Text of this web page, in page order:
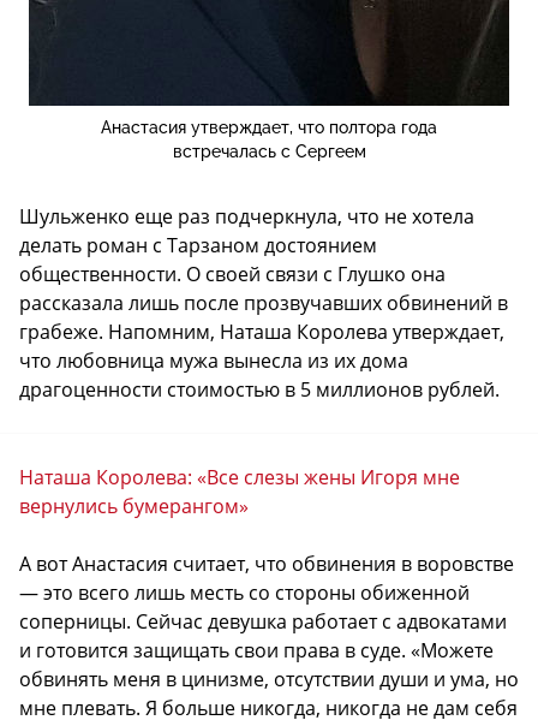
Анастасия утверждает, что полтора года
встречалась с Сергеем
Шульженко еще раз подчеркнула, что не хотела
делать роман с Тарзаном достоянием
общественности. О своей связи с Глушко она
рассказала лишь после прозвучавших обвинений в
грабеже. Напомним, Наташа Королева утверждает,
что любовница мужа вынесла из их дома
драгоценности стоимостью в 5 миллионов рублей.
Наташа Королева: «Все слезы жены Игоря мне
вернулись бумерангом»
А вот Анастасия считает, что обвинения в воровстве
— это всего лишь месть со стороны обиженной
соперницы. Сейчас девушка работает с адвокатами
и готовится защищать свои права в суде. «Можете
обвинять меня в цинизме, отсутствии души и ума, но
мне плевать. Я больше никогда, никогда не дам себя